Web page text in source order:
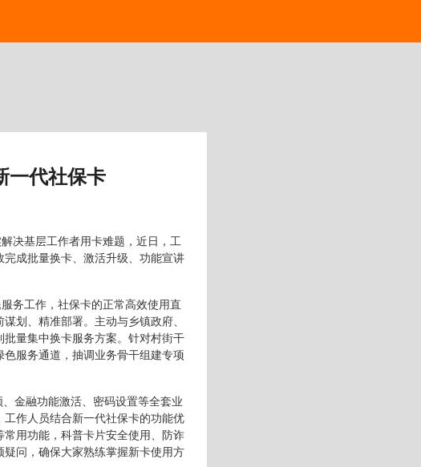
一代社保卡
决基层工作者用卡难题，近日，工
成批量换卡、激活升级、功能宣讲
务工作，社保卡的正常高效使用直
划、精准部署。主动与乡镇政府、
量集中换卡服务方案。针对村街干
服务通道，抽调业务骨干组建专项
金融功能激活、密码设置等全套业
作人员结合新一代社保卡的功能优
用功能，科普卡片安全使用、防诈
问，确保大家熟练掌握新卡使用方